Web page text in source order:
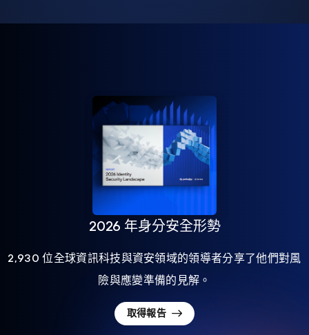
2026 年身分安全形勢
2,930 位全球資訊科技與資安領域的領導者分享了他們對風
險與應變準備的見解。
取得報告